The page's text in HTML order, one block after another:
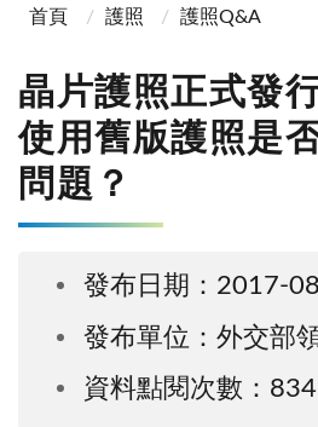
首頁 護照 護照Q&A
晶片護照正式發
使用舊版護照是
問題？
發布日期：2017-
發布單位：外交部
資料點閱次數：